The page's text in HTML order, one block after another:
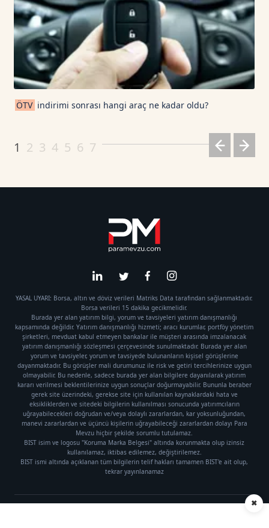
✖
ÖTV indirimi sonrası hangi araç ne kadar oldu?
1 2 3 4 5 6 7
YASAL UYARI: Borsa, altın ve döviz verileri Matriks Data tarafından sağlanmaktadır.
Borsa verileri 15 dakika gecikmelidir.
Burada yer alan yatırım bilgi, yorum ve tavsiyeleri yatırım danışmanlığı
kapsamında değildir. Yatırım danışmanlığı hizmeti; aracı kurumlar, portföy yönetim
şirketleri, mevduat kabul etmeyen bankalar ile müşteri arasında imzalanacak
yatırım danışmanlığı sözleşmesi çerçevesinde sunulmaktadır. Burada yer alan
yorum ve tavsiyeler, yorum ve tavsiyede bulunanların kişisel görüşlerine
dayanmaktadır. Bu görüşler mali durumunuz ile risk ve getiri tercihlerinize uygun
olmayabilir. Bu nedenle, sadece burada yer alan bilgilere dayanılarak yatırım
kararı verilmesi beklentilerinize uygun sonuçlar doğurmayabilir. Bununla beraber
gerek site üzerindeki, gerekse site için kullanılan kaynaklardaki hata ve
eksikliklerden ve sitedeki bilgilerin kullanılması sonucunda yatırımcıların
uğrayabilecekleri doğrudan ve/veya dolaylı zararlardan, kar yoksunluğundan,
manevi zararlardan ve üçüncü kişilerin uğrayabileceği zararlardan dolayı Para
Mevzu hiçbir şekilde sorumlu tutulamaz.
BIST isim ve logosu "Koruma Marka Belgesi" altında korunmakta olup izinsiz
kullanılamaz, iktibas edilemez, değiştirilemez.
BIST ismi altında açıklanan tüm bilgilerin telif hakları tamamen BIST'e ait olup,
tekrar yayınlanamaz